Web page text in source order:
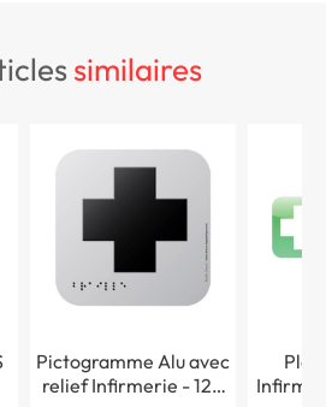
similaires
Pictogramme Alu avec
relief Infirmerie - 120